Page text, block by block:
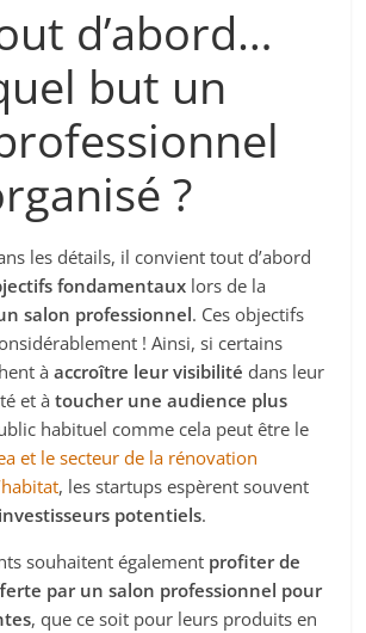
d’abord…
but un
?
les détails, il convient tout d’abord
fondamentaux lors de la
salon professionnel. Ces objectifs
! Ainsi, si certains
àaccroître leur visibilité dans leur
et àtoucher une audience plus
habituel comme cela peut être le
et le secteur de la rénovation
, les startups espèrent souvent
potentiels.
souhaitent également profiter de
par un salon professionnel pour
, que ce soit pour leurs produits en